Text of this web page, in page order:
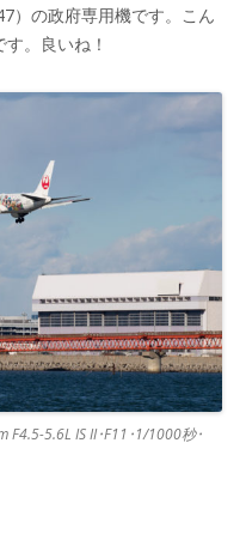
）の政府専用機です。こん
。良いね！
F4.5-5.6L IS II･F11･1/1000秒･